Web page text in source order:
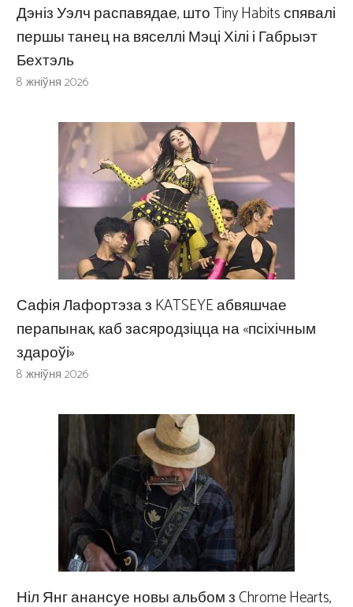
Дэніз Уэлч распавядае, што Tiny Habits спявалі
першы танец на вяселлі Мэці Хілі і Габрыэт
Бехтэль
8 жніўня 2026
Сафія Лафортэза з KATSEYE абвяшчае
перапынак, каб засяродзіцца на «псіхічным
здароўі»
8 жніўня 2026
Ніл Янг анансуе новы альбом з Chrome Hearts,